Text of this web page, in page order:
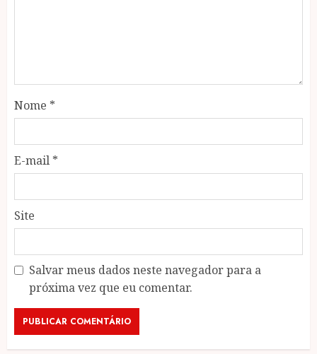
Nome *
E-mail *
Site
Salvar meus dados neste navegador para a
próxima vez que eu comentar.